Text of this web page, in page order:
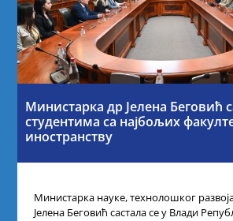
Министарка др Јелена Беговић
студентима са најбољих
иностранству
Министарка науке, технолошког
Јелена Беговић састала се у Влади